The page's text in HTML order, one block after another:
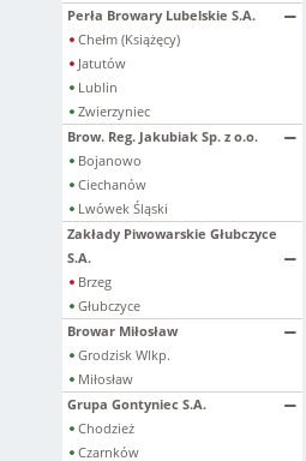
Perła Browary Lubelskie S.A.
Chełm (Książęcy)
Jatutów
Lublin
Zwierzyniec
Brow. Reg. Jakubiak Sp. z o.o.
Bojanowo
Ciechanów
Lwówek Śląski
Zakłady Piwowarskie Głubczyce
S.A.
Brzeg
Głubczyce
Browar Miłosław
Grodzisk Wlkp.
Miłosław
Grupa Gontyniec S.A.
Chodzież
Czarnków